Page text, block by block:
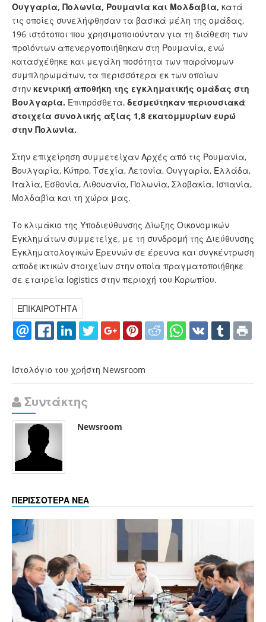
Ουγγαρία, Πολωνία, Ρουμανία και Μολδαβία, κατά
τις οποίες συνελήφθησαν τα βασικά μέλη της ομάδας,
196 ιστότοποι που χρησιμοποιούνταν για τη διάθεση των
προϊόντων απενεργοποιήθηκαν στη Ρουμανία, ενώ
κατασχέθηκε και μεγάλη ποσότητα των παράνομων
συμπληρωμάτων, τα περισσότερα εκ των οποίων
στην κεντρική αποθήκη της εγκληματικής ομάδας στη
Βουλγαρία. Επιπρόσθετα, δεσμεύτηκαν περιουσιακά
στοιχεία συνολικής αξίας 1,8 εκατομμυρίων ευρώ
στην Πολωνία.
Στην επιχείρηση συμμετείχαν Αρχές από τις Ρουμανία,
Βουλγαρία, Κύπρο, Τσεχία, Λετονία, Ουγγαρία, Ελλάδα,
Ιταλία, Εσθονία, Λιθουανία, Πολωνία, Σλοβακία, Ισπανία,
Μολδαβία και τη χώρα μας.
Το κλιμάκιο της Υποδιεύθυνσης Δίωξης Οικονομικών
Εγκλημάτων συμμετείχε, με τη συνδρομή της Διεύθυνσης
Εγκληματολογικών Ερευνών σε έρευνα και συγκέντρωση
αποδεικτικών στοιχείων στην οποία πραγματοποιήθηκε
σε εταιρεία logistics στην περιοχή του Κορωπίου.
ΕΠΙΚΑΙΡΟΤΗΤΑ
Ιστολόγιο του χρήστη Newsroom
Συντάκτης
Newsroom
ΠΕΡΙΣΣΟΤΕΡΑ ΝΕΑ